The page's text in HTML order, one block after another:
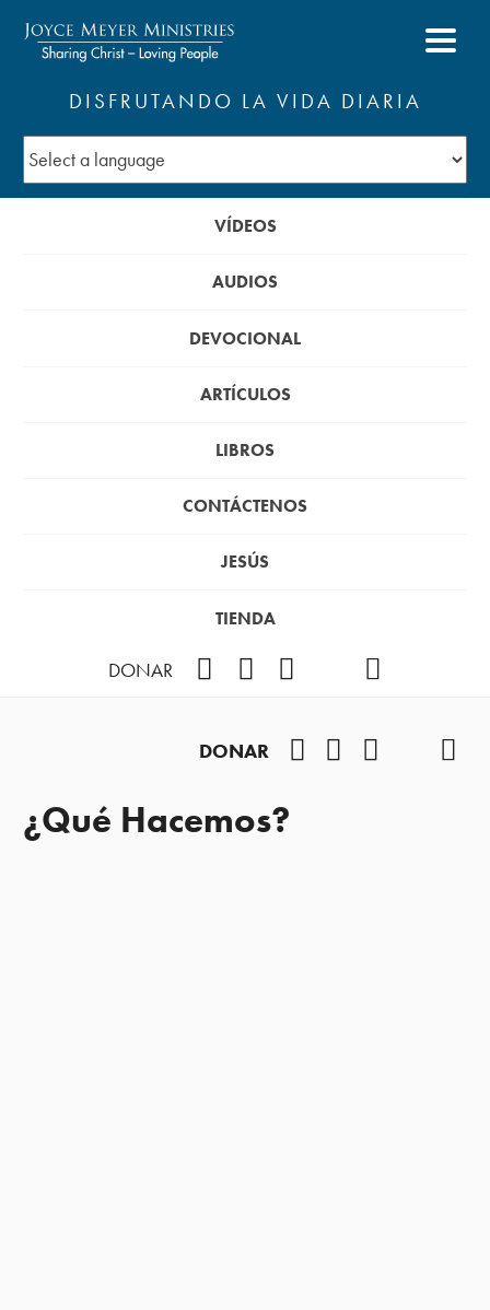
DISFRUTANDO LA VIDA DIARIA
VÍDEOS
AUDIOS
DEVOCIONAL
ARTÍCULOS
LIBROS
CONTÁCTENOS
JESÚS
TIENDA
DONAR
DONAR
¿Qué Hacemos?